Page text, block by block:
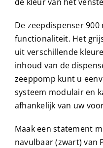
De zeepdispenser
functionaliteit. Het
uit verschillende
inhoud van de
zeeppomp kunt u
systeem modulair en
afhankelijk van uw
Maak een statement
navulbaar (zwart) van